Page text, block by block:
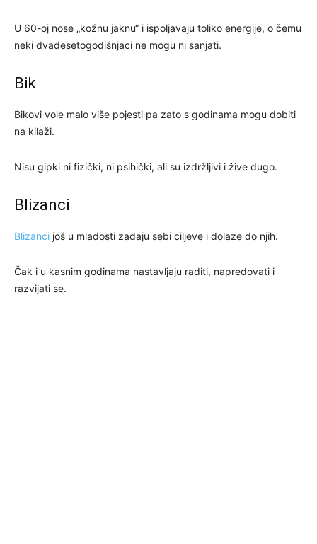
U 60-oj nose „kožnu jaknu“ i ispoljavaju toliko energije, o čemu
neki dvadesetogodišnjaci ne mogu ni sanjati.
Bik
Bikovi vole malo više pojesti pa zato s godinama mogu dobiti
na kilaži.
Nisu gipki ni fizički, ni psihički, ali su izdržljivi i žive dugo.
Blizanci
Blizanci još u mladosti zadaju sebi ciljeve i dolaze do njih.
Čak i u kasnim godinama nastavljaju raditi, napredovati i
razvijati se.